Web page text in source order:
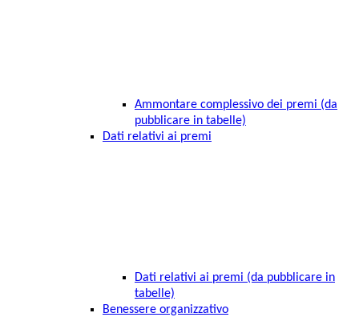
Ammontare complessivo dei premi (da
pubblicare in tabelle)
Dati relativi ai premi
Dati relativi ai premi (da pubblicare in
tabelle)
Benessere organizzativo